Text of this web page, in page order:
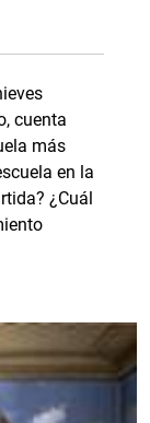
cuenta
más
en la
¿Cuál